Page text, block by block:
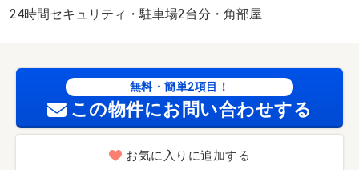
スーパー・１０８１ｍ 病院・１５１７ｍ ／加盟団体
清掃費用 77000円
24時間セキュリティ・駐車場2台分・角部屋
無料・簡単2項目！
この物件にお問い合わせする
お気に入りに追加する